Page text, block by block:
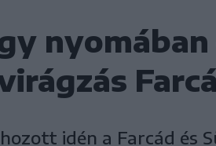
nyomában
idén a Farcád és